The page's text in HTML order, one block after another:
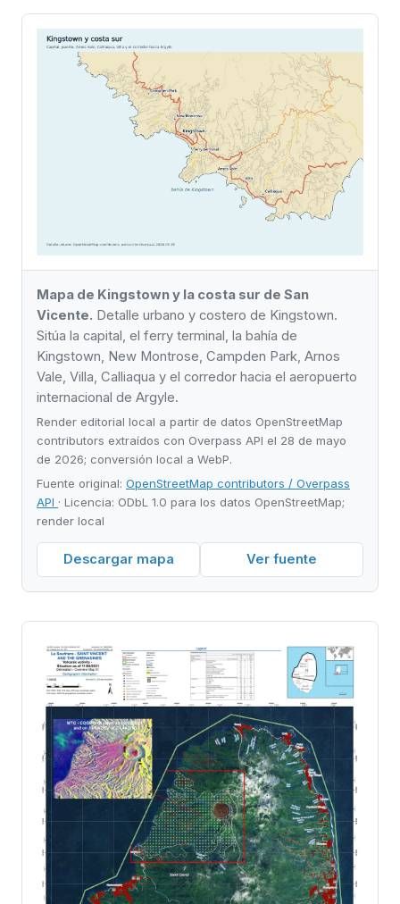
Mapa de Kingstown y la costa sur de San
Vicente. Detalle urbano y costero de Kingstown.
Sitúa la capital, el ferry terminal, la bahía de
Kingstown, New Montrose, Campden Park, Arnos
Vale, Villa, Calliaqua y el corredor hacia el aeropuerto
internacional de Argyle.
Render editorial local a partir de datos OpenStreetMap
contributors extraídos con Overpass API el 28 de mayo
de 2026; conversión local a WebP.
Fuente original: OpenStreetMap contributors / Overpass
API · Licencia: ODbL 1.0 para los datos OpenStreetMap;
render local
Descargar mapa Ver fuente